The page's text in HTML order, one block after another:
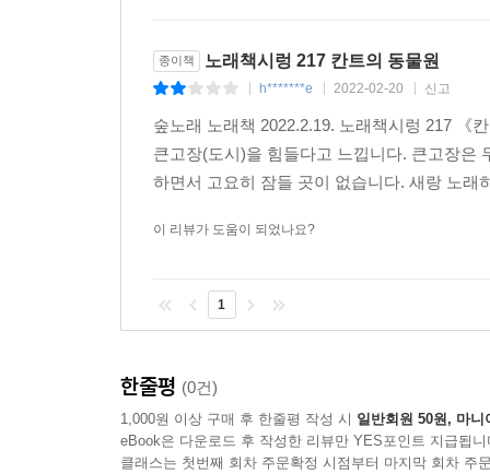
종이책 노래책시렁 217 칸트의 동물원
h*******e 2022-02-20 신고
숲노래 노래책 2022.2.19. 노래책시렁 217 《
큰고장(도시)을 힘들다고 느낍니다. 큰고장은
하면서 고요히 잠들 곳이 없습니다. 새랑 노
이 리뷰가 도움이 되었나요?
1
한줄평 (0건)
1,000원 이상 구매 후 한줄평 작성 시 일반회원 50원, 마니
eBook은 다운로드 후 작성한 리뷰만 YES포인트 지급됩니
클래스는 첫번째 회차 주문확정 시점부터 마지막 회차 주